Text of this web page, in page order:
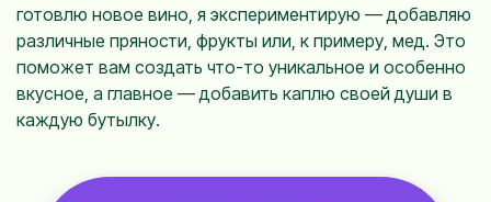
готовлю новое вино, я экспериментирую — добавляю
различные пряности, фрукты или, к примеру, мед. Это
поможет вам создать что-то уникальное и особенно
вкусное, а главное — добавить каплю своей души в
каждую бутылку.